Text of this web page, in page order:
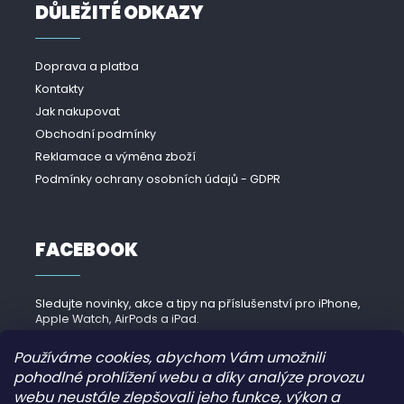
Používáme cookies, abychom Vám umožnili
pohodlné prohlížení webu a díky analýze provozu
webu neustále zlepšovali jeho funkce, výkon a
DŮLEŽITÉ ODKAZY
Doprava a platba
Kontakty
Jak nakupovat
Obchodní podmínky
Reklamace a výměna zboží
Podmínky ochrany osobních údajů - GDPR
FACEBOOK
Sledujte novinky, akce a tipy na příslušenství pro iPhone,
Apple Watch, AirPods a iPad.